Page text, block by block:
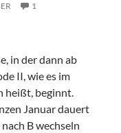
1
in der dann ab
II, wie es im
heißt, beginnt.
Januar dauert
B wechseln